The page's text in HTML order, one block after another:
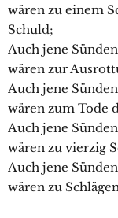
wären zu einem
Schuld;
Auch jene
wären zur
Auch jene
wären zum Tode
Auch jene
wären zu vierzig
Auch jene
wären zu